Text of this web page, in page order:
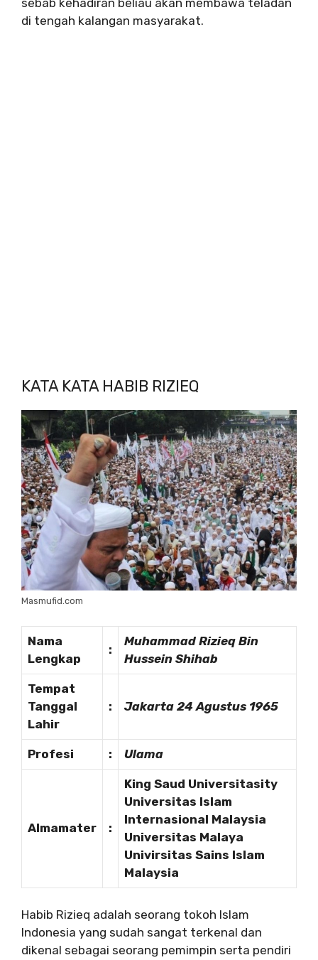
di tengah kalangan masyarakat.
KATA KATA HABIB RIZIEQ
Masmufid.com
Nama
Lengkap
:
Muhammad Rizieq Bin
Hussein Shihab
Tempat
Tanggal
Lahir
: Jakarta 24 Agustus 1965
Profesi : Ulama
Almamater :
King Saud Universitasity
Universitas Islam
Internasional Malaysia
Universitas Malaya
Univirsitas Sains Islam
Malaysia
Habib Rizieq adalah seorang tokoh Islam
Indonesia yang sudah sangat terkenal dan
dikenal sebagai seorang pemimpin serta pendiri